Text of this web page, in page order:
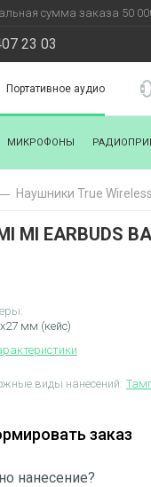
сумма заказа 50
23 03
Портативное аудио
МИКРОФОНЫ
Наушники True
MI EARBUDS
мм (кейс)
виды нанесений:
заказ
нанесение?